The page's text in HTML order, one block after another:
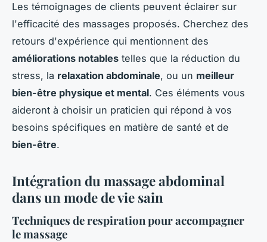
Les témoignages de clients peuvent éclairer sur
l'efficacité des massages proposés. Cherchez des
retours d'expérience qui mentionnent des
améliorations notables telles que la réduction du
stress, la relaxation abdominale, ou un meilleur
bien-être physique et mental. Ces éléments vous
aideront à choisir un praticien qui répond à vos
besoins spécifiques en matière de santé et de
bien-être.
Intégration du massage abdominal
dans un mode de vie sain
Techniques de respiration pour accompagner
le massage